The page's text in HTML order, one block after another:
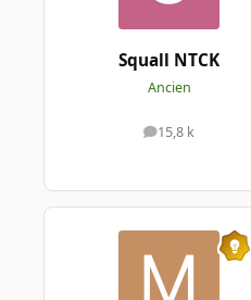
Squall NTCK
Ancien
15,8 k
messages